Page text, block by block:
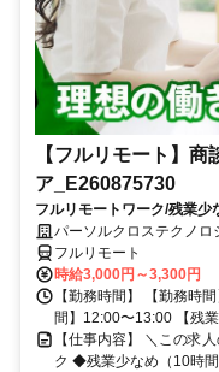
【フルリモート】
ア_E260875730
フルリモートワーク/残業
仕事/大手SI企業勤務/今ま
を目指せます
パーソルクロステクノロ
フルリモート
時給3,000円～3,300円
【勤務時間】 【勤務時
間】12:00〜13:00 【残
【仕事内容】 ＼この求
ク ◆残業少なめ（10時